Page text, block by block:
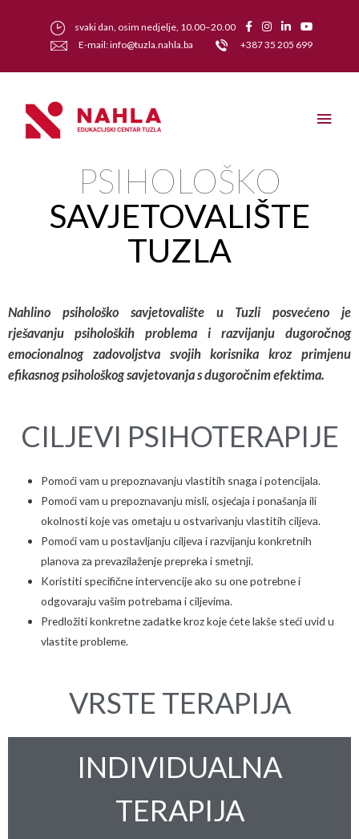
svaki dan, osim nedjelje, 10.00–20.00
E-mail: info@tuzla.nahla.ba
+387 35 205 699
PSIHOLOŠKO
SAVJETOVALIŠTE
TUZLA
Nahlino psihološko savjetovalište u Tuzli posvećeno je
rješavanju psiholoških problema i razvijanju dugoročnog
emocionalnog zadovoljstva svojih korisnika kroz primjenu
efikasnog psihološkog savjetovanja s dugoročnim efektima.
CILJEVI PSIHOTERAPIJE
Pomoći vam u prepoznavanju vlastitih snaga i potencijala.
Pomoći vam u prepoznavanju misli, osjećaja i ponašanja ili
okolnosti koje vas ometaju u ostvarivanju vlastitih ciljeva.
Pomoći vam u postavljanju ciljeva i razvijanju konkretnih
planova za prevazilaženje prepreka i smetnji.
Koristiti specifične intervencije ako su one potrebne i
odgovaraju vašim potrebama i ciljevima.
Predložiti konkretne zadatke kroz koje ćete lakše steći uvid u
vlastite probleme.
VRSTE TERAPIJA
INDIVIDUALNA
TERAPIJA